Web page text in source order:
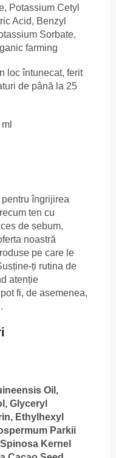
Potassium Cetyl
Acid, Benzyl
Sorbate,
farming
loc întunecat, ferit
de până la 25
îngrijirea
ten cu
de sebum,
noastră
pe care le
ți rutina de
atenție
pot fi, de asemenea,
Oil,
Glyceryl
Ethylhexyl
Parkii
Kernel